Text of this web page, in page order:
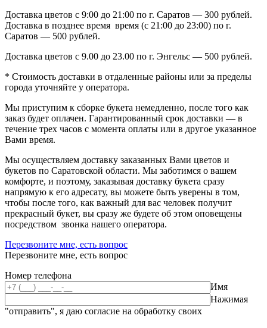
Доставка цветов с 9:00 до 21:00 по г. Саратов — 300 рублей.
Доставка в позднее время время (с 21:00 до 23:00) по г.
Саратов — 500 рублей.
Доставка цветов с 9.00 до 23.00 по г. Энгельс — 500 рублей.
* Стоимость доставки в отдаленные районы или за пределы
города уточняйте у оператора.
Мы приступим к сборке букета немедленно, после того как
заказ будет оплачен. Гарантированный срок доставки — в
течение трех часов с момента оплаты или в другое указанное
Вами время.
Мы осуществляем доставку заказанных Вами цветов и
букетов по Саратовской области. Мы заботимся о вашем
комфорте, и поэтому, заказывая доставку букета сразу
напрямую к его адресату, вы можете быть уверены в том,
чтобы после того, как важный для вас человек получит
прекрасный букет, вы сразу же будете об этом оповещены
посредством звонка нашего оператора.
Перезвоните мне, есть вопрос
Перезвоните мне, есть вопрос
Номер телефона
Имя
Нажимая
"отправить", я даю согласие на обработку своих